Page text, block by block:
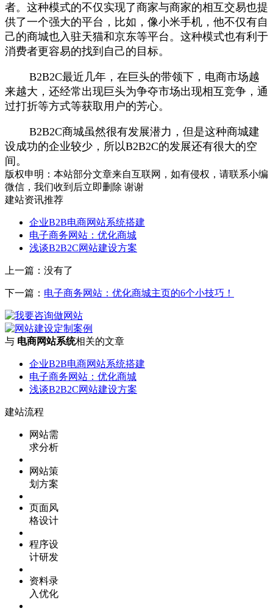
者。这种模式的不仅实现了商家与商家的相互交易也提
供了一个强大的平台，比如，像小米手机，他不仅有自
己的商城也入驻天猫和京东等平台。这种模式也有利于
消费者更容易的找到自己的目标。
B2B2C最近几年，在巨头的带领下，电商市场越
来越大，还经常出现巨头为争夺市场出现相互竞争，通
过打折等方式等获取用户的芳心。
B2B2C商城虽然很有发展潜力，但是这种商城建
设成功的企业较少，所以B2B2C的发展还有很大的空
间。
版权申明：本站部分文章来自互联网，如有侵权，请联系小编
微信，我们收到后立即删除 谢谢
建站资讯推荐
企业B2B电商网站系统搭建
电子商务网站：优化商城
浅谈B2B2C网站建设方案
上一篇：没有了
下一篇： 电子商务网站：优化商城主页的6个小技巧！
与 电商网站系统相关的文章
企业B2B电商网站系统搭建
电子商务网站：优化商城
浅谈B2B2C网站建设方案
建站流程
网站需
求分析
网站策
划方案
页面风
格设计
程序设
计研发
资料录
入优化